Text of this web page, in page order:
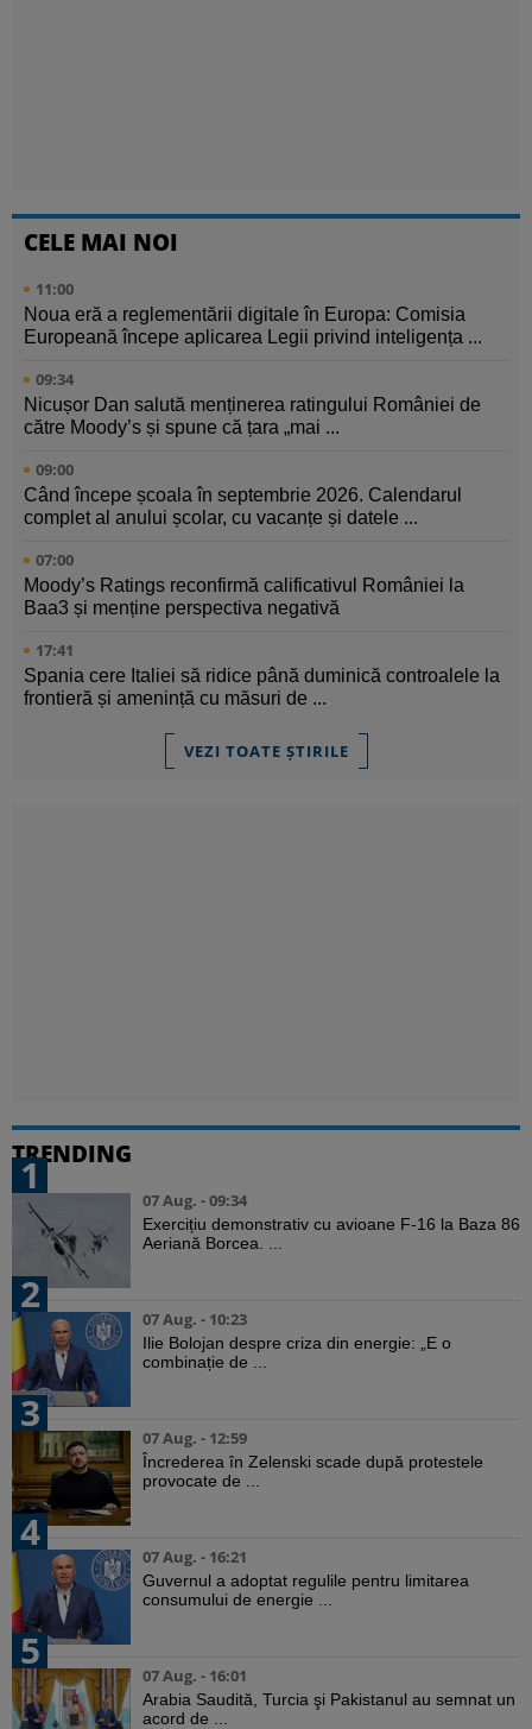
CELE MAI NOI
11:00
Noua eră a reglementării digitale în Europa: Comisia
Europeană începe aplicarea Legii privind inteligența ...
09:34
Nicușor Dan salută menținerea ratingului României de
către Moody’s și spune că țara „mai ...
09:00
Când începe școala în septembrie 2026. Calendarul
complet al anului școlar, cu vacanțe și datele ...
07:00
Moody’s Ratings reconfirmă calificativul României la
Baa3 și menține perspectiva negativă
17:41
Spania cere Italiei să ridice până duminică controalele la
frontieră și amenință cu măsuri de ...
VEZI TOATE ȘTIRILE
TRENDING
1
07 Aug. - 09:34
Exercițiu demonstrativ cu avioane F-16 la Baza 86
Aeriană Borcea. ...
2
07 Aug. - 10:23
Ilie Bolojan despre criza din energie: „E o
combinație de ...
3
07 Aug. - 12:59
Încrederea în Zelenski scade după protestele
provocate de ...
4
07 Aug. - 16:21
Guvernul a adoptat regulile pentru limitarea
consumului de energie ...
5
07 Aug. - 16:01
Arabia Saudită, Turcia şi Pakistanul au semnat un
acord de ...